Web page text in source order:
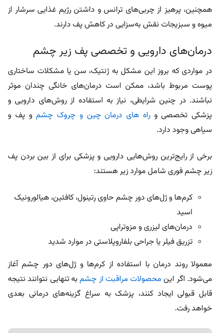
همچنین، پرهیز از چربی‌های ترانس و داشتن رژیم غذایی سرشار از
میوه‌ و سبزیجات نقش به‌سزایی در کاهش پف دارند.
درمان‌های دارویی و تخصصی پف زیر چشم
در مواردی که بروز این مشکل به ژنتیک، سن یا مشکلات ساختاری
پوست مربوط باشد، ممکن است درمان‌های خانگی چندان موثر
نباشند. در چنین شرایطی، نیاز به استفاده از روش‌های دارویی و
پزشکی تخصصی وراه های درمان چین و چروک چشمو پف و
سیاهی وجود دارد.
برخی از رایج‌ترین روش‌هایی دارویی و پزشکی برای از بین بردن پف
زیر چشم فوری شامل موارد زیر هستند:
کرم‌ها و ژل‌های دور چشم حاوی رتینول، کافئین، هیالورونیک
اسید
درمان‌های لیزری و مزوتراپی
تزریق فیلر یا جراحی بلفاروپلاستی در موارد شدید
معمولا روند درمان با استفاده از کرم‌ها و ژل‌های دور چشم آغاز
می‌شود. اگر این محصولات مراقبت از چشم به‌ تنهایی نتوانند نتیجه
قابل قبولی ایجاد کنند، پزشک به سراغ گزینه‌های درمانی بعدی
خواهد رفت.